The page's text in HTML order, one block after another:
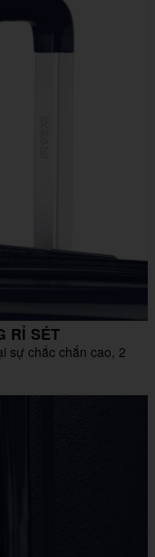
RỈ SÉT
sự chắc chắn cao, 2